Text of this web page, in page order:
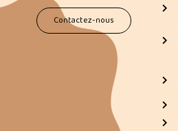
Contactez-nous